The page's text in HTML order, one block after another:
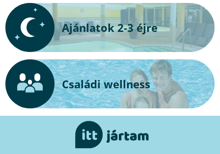
Ajánlatok 2-3 éjre
Családi wellness